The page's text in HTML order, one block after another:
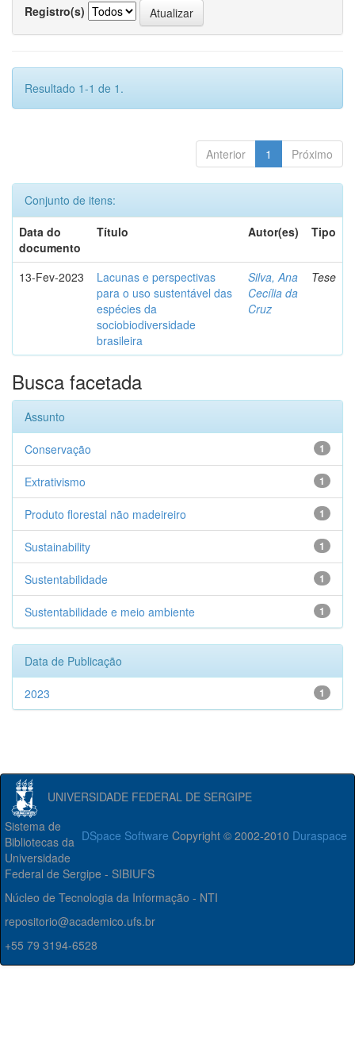
Registro(s)
Resultado 1-1 de 1.
Anterior 1 Próximo
Conjunto de itens:
Data do
documento
Título Autor(es) Tipo
13-Fev-2023
Lacunas e perspectivas
para o uso sustentável das
espécies da
sociobiodiversidade
brasileira
Silva, Ana
Cecília da
Cruz
Tese
Busca facetada
Assunto
1
Conservação
1
Extrativismo
1
Produto florestal não madeireiro
1
Sustainability
1
Sustentabilidade
1
Sustentabilidade e meio ambiente
Data de Publicação
1
2023
UNIVERSIDADE FEDERAL DE SERGIPE
DSpace Software Copyright © 2002-2010 Duraspace
Sistema de
Bibliotecas da
Universidade
Federal de Sergipe - SIBIUFS
Núcleo de Tecnologia da Informação - NTI
repositorio@academico.ufs.br
+55 79 3194-6528